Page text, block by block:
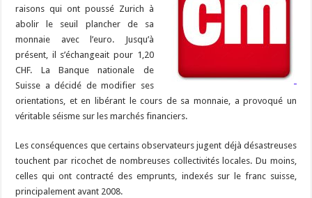
raisons qui ont poussé Zurich à
abolir le seuil plancher de sa
monnaie avec l’euro. Jusqu’à
présent, il s’échangeait pour 1,20
CHF. La Banque nationale de
Suisse a décidé de modifier ses
orientations, et en libérant le cours de sa monnaie, a provoqué un
véritable séisme sur les marchés financiers.
Les conséquences que certains observateurs jugent déjà désastreuses
touchent par ricochet de nombreuses collectivités locales. Du moins,
celles qui ont contracté des emprunts, indexés sur le franc suisse,
principalement avant 2008.